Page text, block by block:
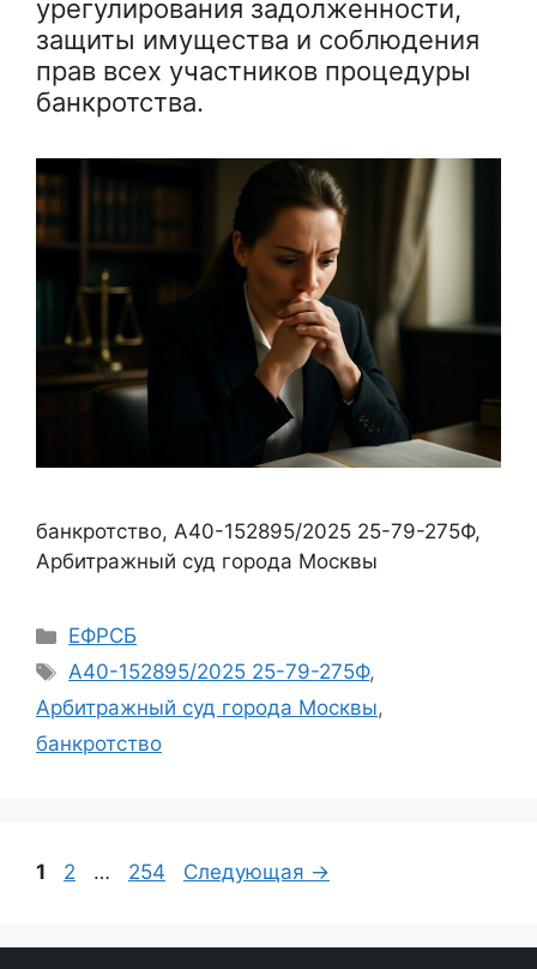
урегулирования задолженности,
защиты имущества и соблюдения
прав всех участников процедуры
банкротства.
банкротство, А40-152895/2025 25-79-275Ф,
Арбитражный суд города Москвы
Рубрики
ЕФРСБ
Метки
А40-152895/2025 25-79-275Ф,
Арбитражный суд города Москвы,
банкротство
Страница
1 Страница
2 … Страница
254 Следующая →